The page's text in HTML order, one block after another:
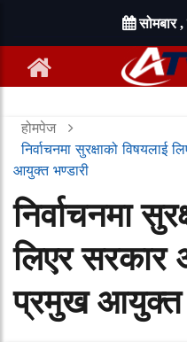
सोमबार
होमपेज
निर्वाचनमा सुरक्षाको
आयुक्त भण्डारी
निर्वाचनमा
लिएर
प्रमुख आयुक्त